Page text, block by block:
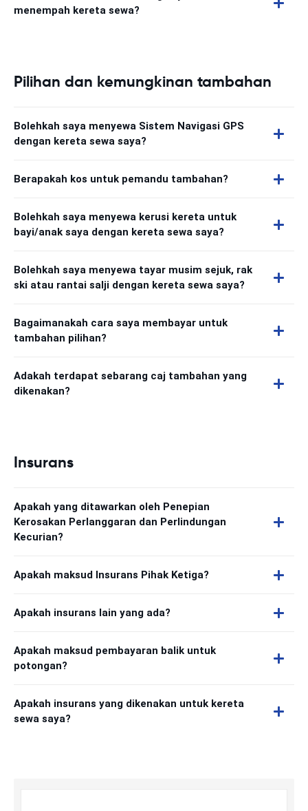
menempah kereta sewa?
Pilihan dan kemungkinan tambahan
Bolehkah saya menyewa Sistem Navigasi GPS
dengan kereta sewa saya?
Berapakah kos untuk pemandu tambahan?
Bolehkah saya menyewa kerusi kereta untuk
bayi/anak saya dengan kereta sewa saya?
Bolehkah saya menyewa tayar musim sejuk, rak
ski atau rantai salji dengan kereta sewa saya?
Bagaimanakah cara saya membayar untuk
tambahan pilihan?
Adakah terdapat sebarang caj tambahan yang
dikenakan?
Insurans
Apakah yang ditawarkan oleh Penepian
Kerosakan Perlanggaran dan Perlindungan
Kecurian?
Apakah maksud Insurans Pihak Ketiga?
Apakah insurans lain yang ada?
Apakah maksud pembayaran balik untuk
potongan?
Apakah insurans yang dikenakan untuk kereta
sewa saya?